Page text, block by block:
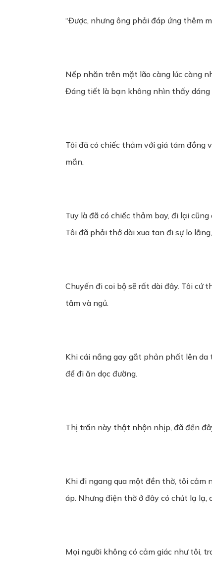
“Được, nhưng ông phải đáp ứng thêm
Nếp nhăn trên mặt lão càng lúc càng
Đáng tiết là bạn không nhìn thấy dáng
Tôi đã có chiếc thảm với giá tám đồng
mắn.
Tuy là đã có chiếc thảm bay, đi lại
Tôi đã phải thở dài xua tan đi sự lo
Chuyến đi coi bộ sẽ rất dài đây. Tôi cứ
tâm và ngủ.
Khi cái nắng gay gắt phản phất lên
để đi ăn dọc đường.
Thị trấn này thật nhộn nhịp, đã đến
Khi đi ngang qua một đền thờ, tôi cảm
áp. Nhưng điện thờ ở đây có chút lạ lạ,
Mọi người không có cảm giác như tôi,